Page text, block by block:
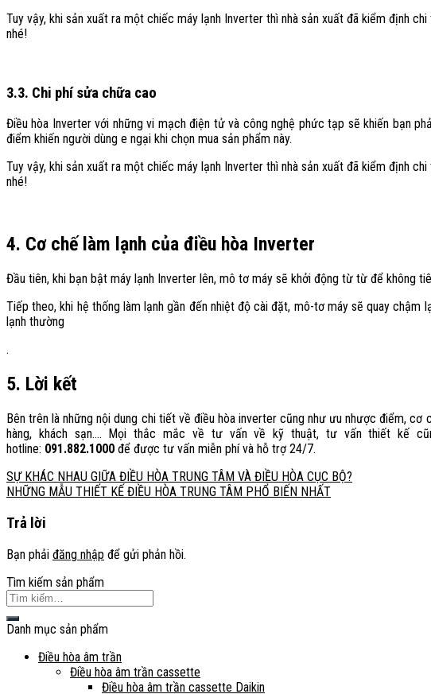
Tuy vậy, khi sản xuất ra một chiếc máy lạnh Inverter thì nhà sản xuất đã kiểm định
nhé!
3.3. Chi phí sửa chữa cao
Điều hòa Inverter với những vi mạch điện tử và công nghệ phức tạp sẽ khiến bạn
điểm khiến người dùng e ngại khi chọn mua sản phẩm này.
Tuy vậy, khi sản xuất ra một chiếc máy lạnh Inverter thì nhà sản xuất đã kiểm định
nhé!
4. Cơ chế làm lạnh của điều hòa Inverter
Đầu tiên, khi bạn bật máy lạnh Inverter lên, mô tơ máy sẽ khởi động từ từ để không
Tiếp theo, khi hệ thống làm lạnh gần đến nhiệt độ cài đặt, mô-tơ máy sẽ quay
lạnh thường
.
5. Lời kết
Bên trên là những nội dung chi tiết về điều hòa inverter cũng như ưu nhược điểm, cơ
hàng, khách sạn…. Mọi thắc mắc về tư vấn về kỹ thuật, tư vấn thiết kế
hotline: 091.882.1000 để được tư vấn miễn phí và hỗ trợ 24/7.
SỰ KHÁC NHAU GIỮA ĐIỀU HÒA TRUNG TÂM VÀ ĐIỀU HÒA CỤC BỘ?
NHỮNG MẪU THIẾT KẾ ĐIỀU HÒA TRUNG TÂM PHỔ BIẾN NHẤT
Trả lời
Bạn phải đăng nhập để gửi phản hồi.
Tìm kiếm sản phẩm
Tìm
kiếm:
Danh mục sản phẩm
Điều hòa âm trần
Điều hòa âm trần cassette
Điều hòa âm trần cassette Daikin